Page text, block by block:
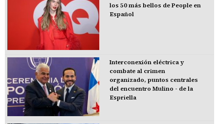
los 50 más bellos de People en
Español
Interconexión eléctrica y
combate al crimen
organizado, puntos centrales
del encuentro Mulino - de la
Espriella